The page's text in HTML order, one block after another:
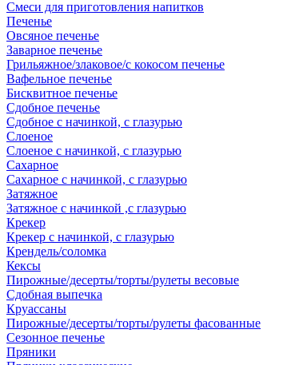
Смеси для приготовления напитков
Печенье
Овсяное печенье
Заварное печенье
Грильяжное/злаковое/с кокосом печенье
Вафельное печенье
Бисквитное печенье
Сдобное печенье
Сдобное с начинкой, с глазурью
Слоеное
Слоеное с начинкой, с глазурью
Сахарное
Сахарное с начинкой, с глазурью
Затяжное
Затяжное с начинкой ,с глазурью
Крекер
Крекер с начинкой, с глазурью
Крендель/соломка
Кексы
Пирожные/десерты/торты/рулеты весовые
Сдобная выпечка
Круассаны
Пирожные/десерты/торты/рулеты фасованные
Сезонное печенье
Пряники